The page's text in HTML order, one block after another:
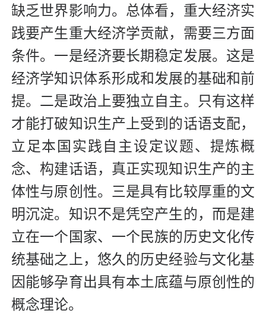
缺乏世界影响力。总体看，重大经济实
践要产生重大经济学贡献，需要三方面
条件。一是经济要长期稳定发展。这是
经济学知识体系形成和发展的基础和前
提。二是政治上要独立自主。只有这样
才能打破知识生产上受到的话语支配，
立足本国实践自主设定议题、提炼概
念、构建话语，真正实现知识生产的主
体性与原创性。三是具有比较厚重的文
明沉淀。知识不是凭空产生的，而是建
立在一个国家、一个民族的历史文化传
统基础之上，悠久的历史经验与文化基
因能够孕育出具有本土底蕴与原创性的
概念理论。